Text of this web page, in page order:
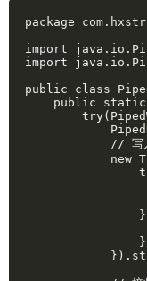
package
import
import
public class
public static
PipedReader
// 写入
new
try
// 向管
} catch
}